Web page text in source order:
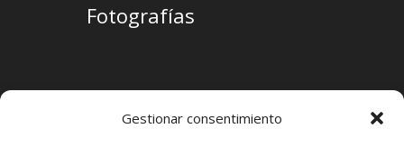
Gestionar consentimiento
Fotografías
Animaciones ADAPTADAS 100% al